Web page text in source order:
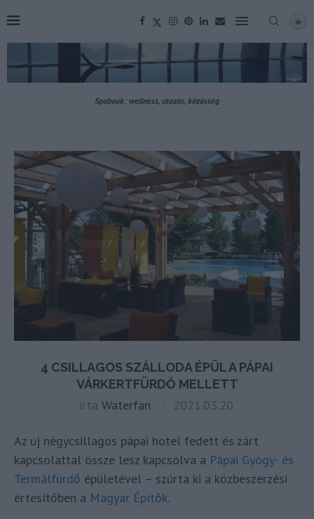
Spabook: wellness, utazás, közösség
4 CSILLAGOS SZÁLLODA ÉPÜL A PÁPAI
VÁRKERTFÜRDŐ MELLETT
írta Waterfan 2021.03.20.
Az új négycsillagos pápai hotel fedett és zárt
kapcsolattal össze lesz kapcsolva a Pápai Gyógy- és
Termálfürdő épületével – szúrta ki a közbeszerzési
értesítőben a Magyar Építők.